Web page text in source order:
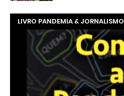
LIVRO PANDEMIA & JORNALISMO